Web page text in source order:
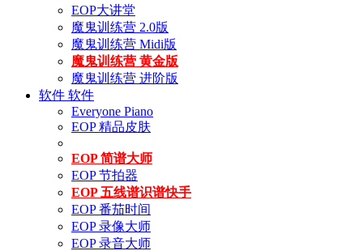
EOP大讲堂
魔鬼训练营 2.0版
魔鬼训练营 Midi版
魔鬼训练营 黄金版
魔鬼训练营 进阶版
软件 软件
Everyone Piano
EOP 精品皮肤
EOP 简谱大师
EOP 节拍器
EOP 五线谱识谱快手
EOP 番茄时间
EOP 录像大师
EOP 录音大师